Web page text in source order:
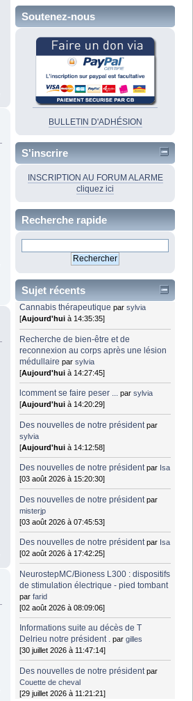
Soutenez-nous
BULLETIN D'ADHÉSION
S'inscrire
INSCRIPTION AU FORUM ALARME
cliquez ici
Recherche rapide
Sujet récents
Cannabis thérapeutique parsylvia
[Aujourd'hui à 14:35:35]
Recherche de bien-être et de
reconnexion au corps après une lésion
médullaire parsylvia
[Aujourd'hui à 14:27:45]
lcomment se faire peser ... parsylvia
[Aujourd'hui à 14:20:29]
Des nouvelles de notre président par
sylvia
[Aujourd'hui à 14:12:58]
Des nouvelles de notre président par Isa
[03 août 2026 à 15:20:30]
Des nouvelles de notre président par
misterjp
[03 août 2026 à 07:45:53]
Des nouvelles de notre président par Isa
[02 août 2026 à 17:42:25]
NeurostepMC/Bioness L300 : dispositifs
de stimulation électrique - pied tombant
parfarid
[02 août 2026 à 08:09:06]
Informations suite au décès de T
Delrieu notre président . pargilles
[30 juillet 2026 à 11:47:14]
Des nouvelles de notre président par
Couette de cheval
[29 juillet 2026 à 11:21:21]